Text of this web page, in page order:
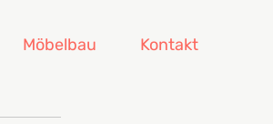
Möbelbau Kontakt